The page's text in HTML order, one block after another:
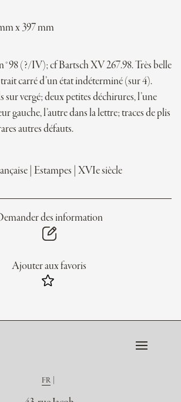
x 397 mm
(?/IV); cf Bartsch XV 267.98. Très belle
carré d’un état indéterminé (sur 4).
sur vergé; deux petites déchirures, l’une
gauche, l’autre dans la lettre; traces de plis
autres défauts.
Estampes XVIe siècle
des information
Ajouter aux favoris
FR